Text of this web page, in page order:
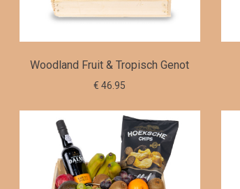
Woodland Fruit & Tropisch Genot
€ 46.95